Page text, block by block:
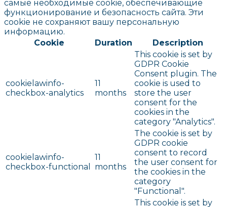
самые необходимые cookie, обеспечивающие
функционирование и безопасность сайта. Эти
cookie не сохраняют вашу персональную
информацию.
Cookie
Duration Description
cookielawinfo-
checkbox-analytics
11
months
This cookie is set by
GDPR Cookie
Consent plugin. The
cookie is used to
store the user
consent for the
cookies in the
category "Analytics".
cookielawinfo-
checkbox-functional
11
months
The cookie is set by
GDPR cookie
consent to record
the user consent for
the cookies in the
category
"Functional".
This cookie is set by